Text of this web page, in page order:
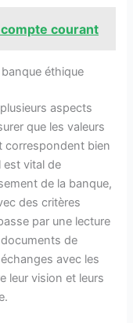
courant
éthique
aspects
que les valeurs
correspondent bien
est vital de
de la banque,
des critères
par une lecture
de
avec les
leur vision et leurs